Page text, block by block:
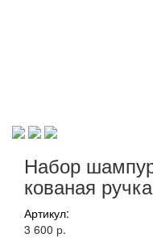
Набор
кованая
Артикул:
3 600 р.